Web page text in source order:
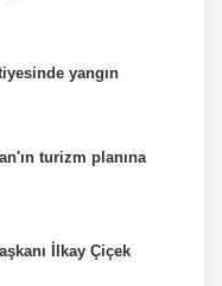
yangın
turizm planına
İlkay Çiçek